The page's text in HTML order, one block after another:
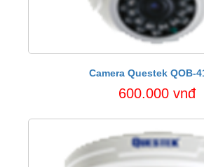
Camera Questek QOB-
600.000 vnđ